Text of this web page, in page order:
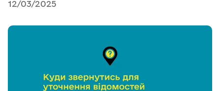
12/03/2025